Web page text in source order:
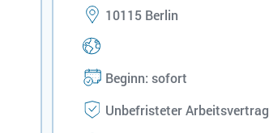
10115 Berlin
Beginn: sofort
Unbefristeter Arbeitsvertrag